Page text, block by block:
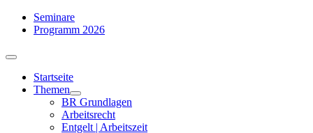
Zum
Inhalt
Seminare
Programm 2026
Toggle
NavigationStartseite
Themen
BR Grundlagen
Arbeits­recht
Entgelt | Arbeitszeit